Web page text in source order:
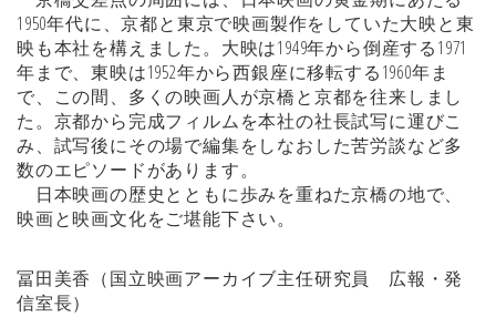
1950年代に、京都と東京で映画製作をしていた大映と東
映も本社を構えました。大映は1949年から倒産する1971
年まで、東映は1952年から西銀座に移転する1960年ま
で、この間、多くの映画人が京橋と京都を往来しまし
た。京都から完成フィルムを本社の社長試写に運びこ
み、試写後にその場で編集をしなおした苦労談など多
数のエピソードがあります。
日本映画の歴史とともに歩みを重ねた京橋の地で、
映画と映画文化をご堪能下さい。
冨田美香（国立映画アーカイブ主任研究員 広報・発
信室長）